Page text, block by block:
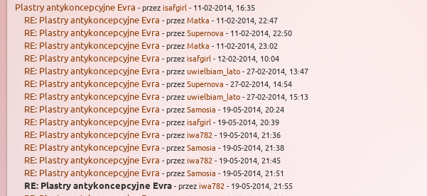
Plastry antykoncepcyjne Evra - przezisafgirl - 11-02-2014, 16:35
RE: Plastry antykoncepcyjne Evra - przezMatka - 11-02-2014, 22:47
RE: Plastry antykoncepcyjne Evra - przezSupernova - 11-02-2014, 22:50
RE: Plastry antykoncepcyjne Evra - przezMatka - 11-02-2014, 23:02
RE: Plastry antykoncepcyjne Evra - przezisafgirl - 12-02-2014, 10:04
RE: Plastry antykoncepcyjne Evra - przezuwielbiam_lato- 27-02-2014, 13:47
RE: Plastry antykoncepcyjne Evra - przezSupernova - 27-02-2014, 14:54
RE: Plastry antykoncepcyjne Evra - przezuwielbiam_lato- 27-02-2014, 15:13
RE: Plastry antykoncepcyjne Evra - przezSamosia - 19-05-2014, 20:24
RE: Plastry antykoncepcyjne Evra - przezisafgirl - 19-05-2014, 20:39
RE: Plastry antykoncepcyjne Evra - przeziwa782 - 19-05-2014, 21:36
RE: Plastry antykoncepcyjne Evra - przezSamosia - 19-05-2014, 21:38
RE: Plastry antykoncepcyjne Evra - przeziwa782 - 19-05-2014, 21:45
RE: Plastry antykoncepcyjne Evra - przezSamosia - 19-05-2014, 21:51
RE: Plastry antykoncepcyjne Evra- przeziwa782 - 19-05-2014, 21:55